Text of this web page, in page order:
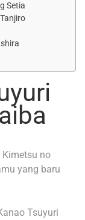
Setia
no
yang baru
Tsuyuri